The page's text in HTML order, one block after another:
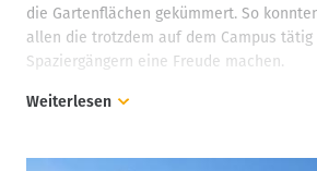
die Gartenflächen gekümmert. So
allen die trotzdem auf dem Campus
Spaziergängern eine Freude machen.
Seit dem Frühjahr 2019 entwickelt ein
und Cafetenmitgliedern ein neues
Weiterlesen